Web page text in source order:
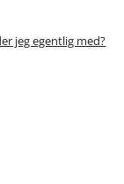
jeg egentlig med?